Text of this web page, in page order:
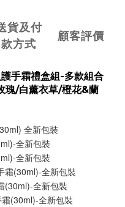
貨及付
款方式
顧客評價
手霜禮盒組-多款組合
瑰/白薰衣草/橙花&蘭
全新包裝
全新包裝
全新包裝
霜(30ml)-全新包裝
(30ml)-全新包裝
(30ml)-全新包裝